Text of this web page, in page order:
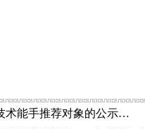
术能手推荐对象的公示…